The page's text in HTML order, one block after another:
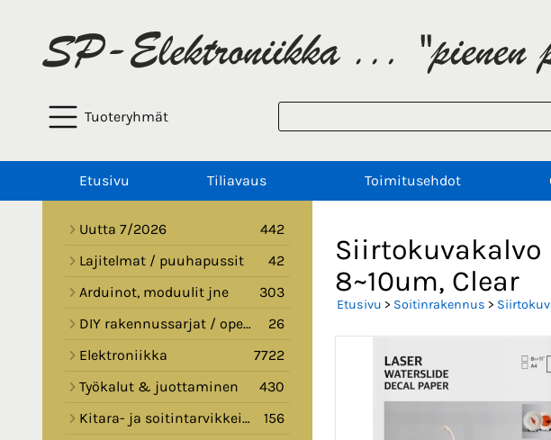
Tuoteryhmät
Etusivu Tiliavaus Toimitusehdot
Uutta 7/2026
442
Lajitelmat / puuhapussit
42
Arduinot, moduulit jne
303
DIY rakennussarjat / opetussarjat
26
Elektroniikka
7722
Työkalut & juottaminen
430
Kitara- ja soitintarvikkeita
156
Siirtokuvakalvo
8~10um, Clear
Etusivu > Soitinrakennus >